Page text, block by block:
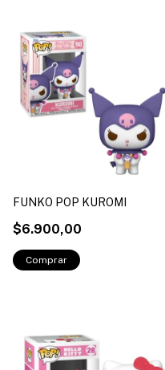
FUNKO POP KUROMI
$6.900,00